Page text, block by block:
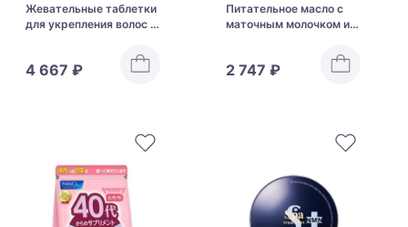
Жевательные таблетки
для укрепления волос и
MONNALI B-HACHI B8
Lady
4 667 ₽
Питательное масло с
маточным молочком и
защиты волос ReFa
2 747 ₽